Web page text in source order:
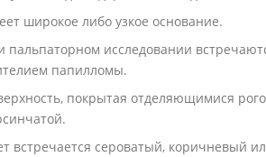
широкое либо узкое основание.
пальпаторном исследовании
папилломы.
покрытая отделяющимися
встречается сероватый, коричневый